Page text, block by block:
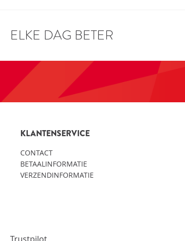
ELKE DAG BETER
KLANTENSERVICE
CONTACT
BETAALINFORMATIE
VERZENDINFORMATIE
Trustpilot